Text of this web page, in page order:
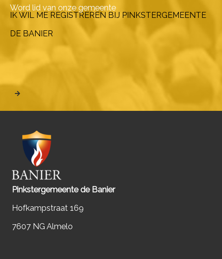
Word lid van onze gemeente
IK WIL ME REGISTREREN BIJ PINKSTERGEMEENTE
DE BANIER
Pinkstergemeente de Banier
Hofkampstraat 169
7607 NG Almelo